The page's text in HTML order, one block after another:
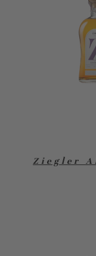
Ziegler